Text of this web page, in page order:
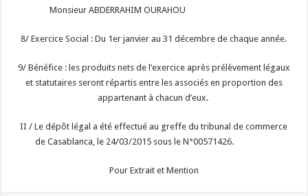
Monsieur ABDERRAHIM OURAHOU
8/ Exercice Social : Du 1er janvier au 31 décembre de chaque année.
9/ Bénéfice : les produits nets de l’exercice après prélèvement légaux
et statutaires seront répartis entre les associés en proportion des
appartenant à chacun d’eux.
II / Le dépôt légal a été effectué au greffe du tribunal de commerce
de Casablanca, le 24/03/2015 sous le N°00571426.
Pour Extrait et Mention